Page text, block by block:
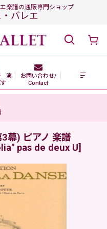
楽譜の通販専門ショップ
バレエ
演
お問い合わせ/
Contact
幕) ピアノ 楽譜
pas de deux U]